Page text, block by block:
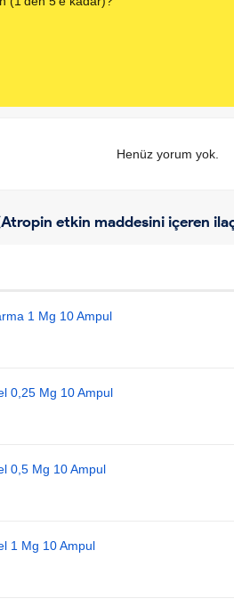
Henüz yorum yok.
etkin maddesini içeren
1 Mg 10 Ampul
0,25 Mg 10 Ampul
0,5 Mg 10 Ampul
1 Mg 10 Ampul